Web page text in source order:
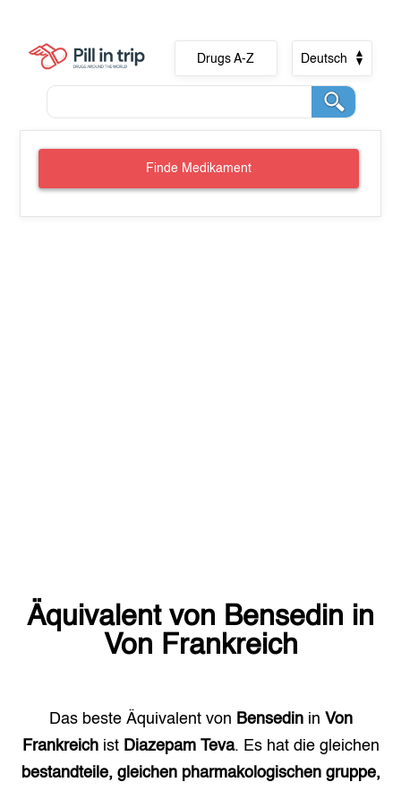
Drugs A-Z Deutsch
Finde Medikament
Äquivalent von Bensedin in
Von Frankreich
Das beste Äquivalent von Bensedinin Von
Frankreichist Diazepam Teva. Es hat die gleichen
bestandteile, gleichen pharmakologischen gruppe,